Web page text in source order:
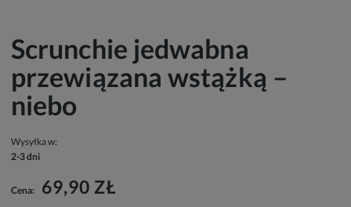
Scrunchie jedwabna
przewiązana wstążką –
niebo
Wysyłka w:
2-3 dni
Cena: 69,90 ZŁ